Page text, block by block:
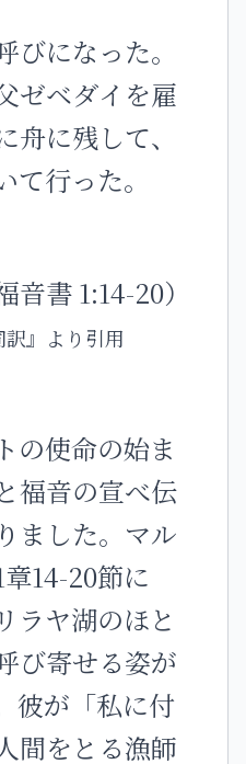
びになった。
ゼベダイを雇
に残して、
行った。
音書 1:14-20）
』より引用
の使命の始ま
福音の宣べ伝
ました。マル
14-20節に
ラヤ湖のほと
び寄せる姿が
彼が「私に付
間をとる漁師